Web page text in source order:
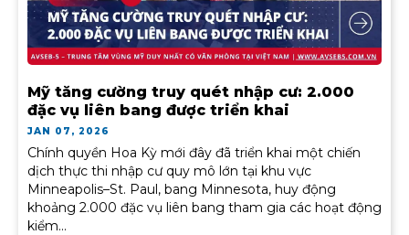
Mỹ tăng cường truy quét nhập cư: 2.000
đặc vụ liên bang được triển khai
JAN 07, 2026
Chính quyền Hoa Kỳ mới đây đã triển khai một chiến
dịch thực thi nhập cư quy mô lớn tại khu vực
Minneapolis–St. Paul, bang Minnesota, huy động
khoảng 2.000 đặc vụ liên bang tham gia các hoạt động
kiểm...